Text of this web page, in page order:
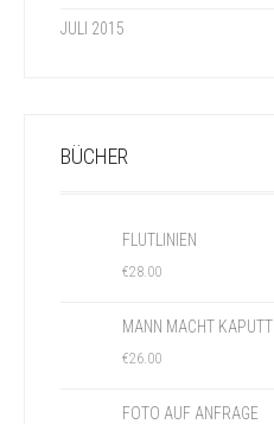
JULI 2015
BÜCHER
FLUTLINIEN
€28.00
MANN MACHT KAPUTT
€26.00
FOTO AUF ANFRAGE